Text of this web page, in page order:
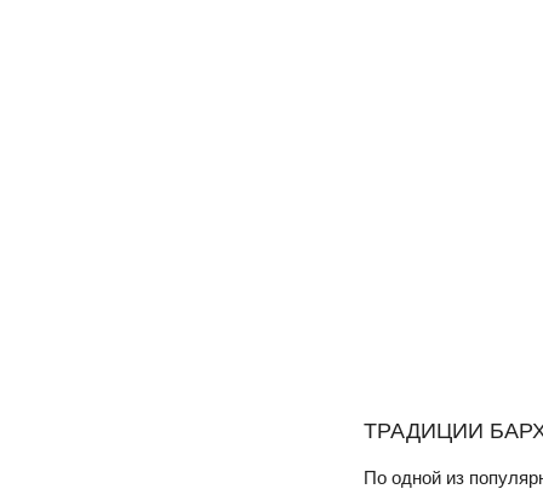
ТРАДИЦИИ
По одной из